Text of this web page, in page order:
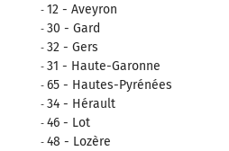
12 - Aveyron
30 - Gard
32 - Gers
31 - Haute-Garonne
65 - Hautes-Pyrénées
34 - Hérault
46 - Lot
48 - Lozère